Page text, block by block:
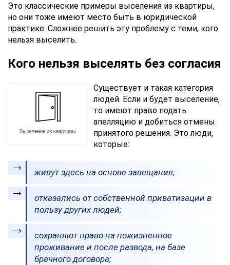
Это классические примеры выселения из квартиры,
но они тоже имеют место быть в юридической
практике. Сложнее решить эту проблему с теми, кого
нельзя выселить.
Кого нельзя выселять без согласия
Существует и такая категория
людей. Если и будет выселение,
то имеют право подать
апелляцию и добиться отмены
принятого решения. Это люди,
которые:
живут здесь на основе завещания;
отказались от собственной приватизации в
пользу других людей;
сохраняют право на пожизненное
проживание и после развода, на базе
брачного договора;